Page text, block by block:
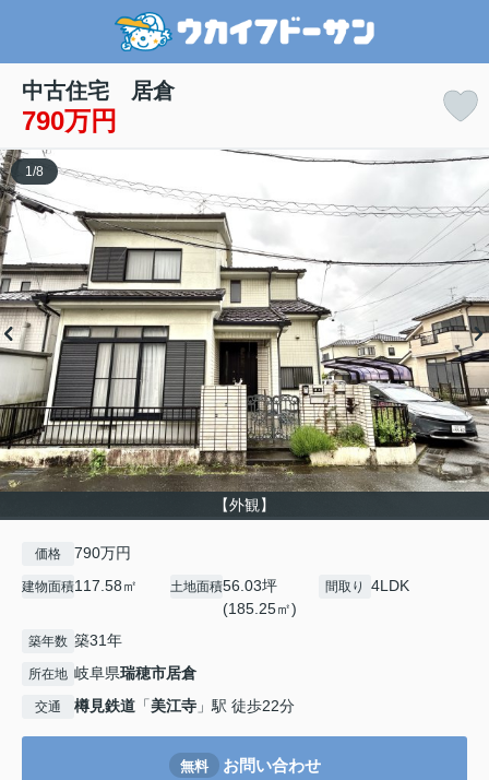
中古住宅 居倉
790万円
【外観】
1/8
価格 790万円
建物面積117.58㎡ 土地面積56.03坪
(185.25㎡)
間取り 4LDK
築年数 築31年
所在地 岐阜県瑞穂市居倉
交通 樽見鉄道 「美江寺 」駅 徒歩22分
無料 お問い合わせ